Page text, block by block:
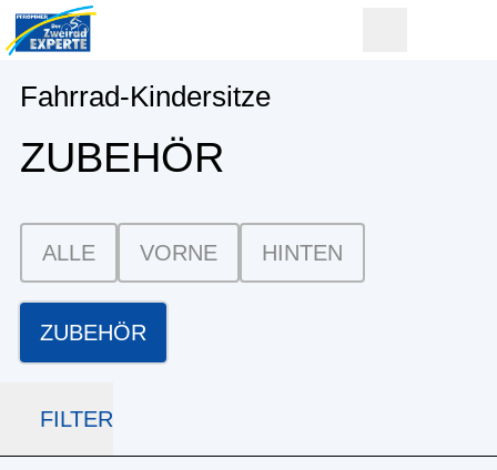
Fahrrad-Kindersitze
ZUBEHÖR
ALLE VORNE HINTEN
ZUBEHÖR
FILTER